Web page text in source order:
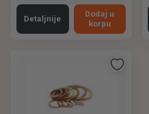
Detaljnije
Dodaj u
korpu